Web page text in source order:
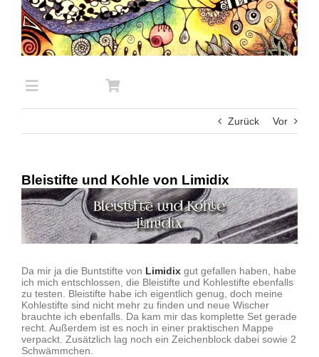
Inhalt
springen
Toggle
Navigation
Gemaltes
Test von Stiften und Farben
Alle anderen Themen
Impressum
Zurück Vor
Bleistifte und Kohle von Limidix
Zeige
grösseres
Bild
Da mir ja die Buntstifte von Limidix gut gefallen haben, habe
ich mich entschlossen, die Bleistifte und Kohlestifte ebenfalls
zu testen. Bleistifte habe ich eigentlich genug, doch meine
Kohlestifte sind nicht mehr zu finden und neue Wischer
brauchte ich ebenfalls. Da kam mir das komplette Set gerade
recht. Außerdem ist es noch in einer praktischen Mappe
verpackt. Zusätzlich lag noch ein Zeichenblock dabei sowie 2
Schwämmchen.